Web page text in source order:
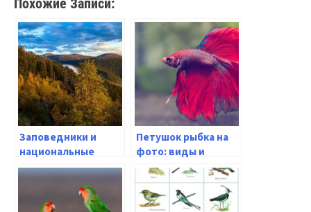
Заповедники и
национальные
парки России:
красота дикой
природы Байкала и
Петушок рыбка на
фото: виды и
особенности
интересной рыбы